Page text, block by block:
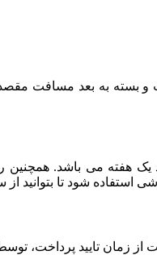
می باشد. همچنین
شود تا بتوانید از